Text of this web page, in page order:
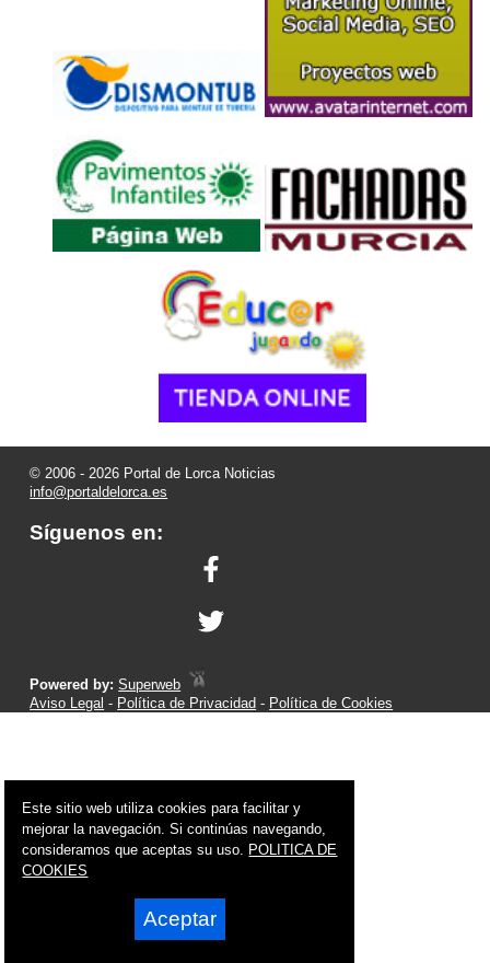
© 2006 - 2026 Portal de Lorca Noticias
info@portaldelorca.es
Síguenos en:
Powered by:Superweb
Aviso Legal - Política de Privacidad - Política de Cookies
Este sitio web utiliza cookies para facilitar y
mejorar la navegación. Si continúas navegando,
consideramos que aceptas su uso. POLITICA DE
COOKIES
Aceptar